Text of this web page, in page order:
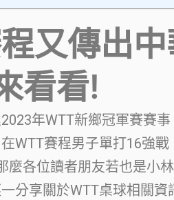
又傳出
看看!
年WTT新鄉冠軍賽賽
WTT賽程男子單打16強
麼各位讀者朋友若也是小
分享關於WTT桌球相關資